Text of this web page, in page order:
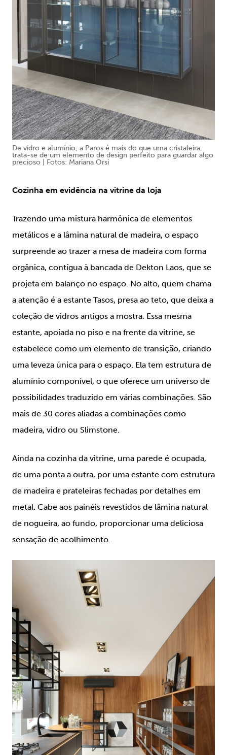
De vidro e alumínio, a Paros é mais do que uma cristaleira,
trata-se de um elemento de design perfeito para guardar algo
precioso | Fotos: Mariana Orsi
Cozinha em evidência na vitrine da loja
Trazendo uma mistura harmônica de elementos
metálicos e a lâmina natural de madeira, o espaço
surpreende ao trazer a mesa de madeira com forma
orgânica, contígua à bancada de Dekton Laos, que se
projeta em balanço no espaço. No alto, quem chama
a atenção é a estante Tasos, presa ao teto, que deixa a
coleção de vidros antigos a mostra. Essa mesma
estante, apoiada no piso e na frente da vitrine, se
estabelece como um elemento de transição, criando
uma leveza única para o espaço. Ela tem estrutura de
alumínio componível, o que oferece um universo de
possibilidades traduzido em várias combinações. São
mais de 30 cores aliadas a combinações como
madeira, vidro ou Slimstone.
Ainda na cozinha da vitrine, uma parede é ocupada,
de uma ponta a outra, por uma estante com estrutura
de madeira e prateleiras fechadas por detalhes em
metal. Cabe aos painéis revestidos de lâmina natural
de nogueira, ao fundo, proporcionar uma deliciosa
sensação de acolhimento.